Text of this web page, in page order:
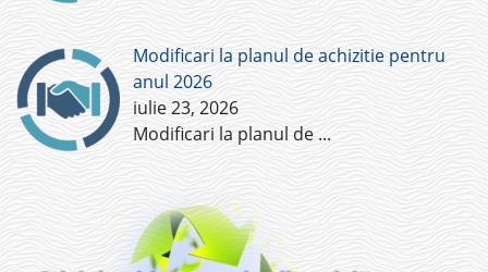
Modificari la planul de achizitie pentru
anul 2026
iulie 23, 2026
Modificari la planul de ...